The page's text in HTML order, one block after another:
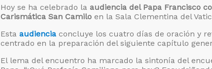
Hoy se ha celebrado la audiencia del Papa Francisco
Carismática San Camilo en la Sala Clementina del
Esta audiencia concluye los cuatro días de oración y
centrado en la preparación del siguiente capítulo
El lema del encuentro ha marcado la sintonía del